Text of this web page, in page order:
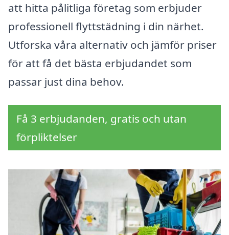
att hitta pålitliga företag som erbjuder
professionell flyttstädning i din närhet.
Utforska våra alternativ och jämför priser
för att få det bästa erbjudandet som
passar just dina behov.
Få 3 erbjudanden, gratis och utan
förpliktelser